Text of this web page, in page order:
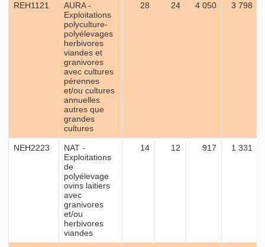
REH1121
AURA -
Exploitations
polyculture-
polyélevages
herbivores
viandes et
granivores
avec cultures
pérennes
et/ou cultures
annuelles
autres que
grandes
cultures
28 24 4 050 3 798
NEH2223
NAT -
Exploitations
de
polyélevage
ovins laitiers
avec
granivores
et/ou
herbivores
viandes
14 12 917 1 331